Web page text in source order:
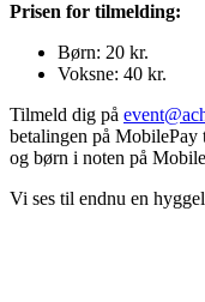
Prisen for tilmelding:
Børn: 20 kr.
Voksne: 40 kr.
Tilmeld dig på
betalingen på
og børn i noten på
Vi ses til endnu en